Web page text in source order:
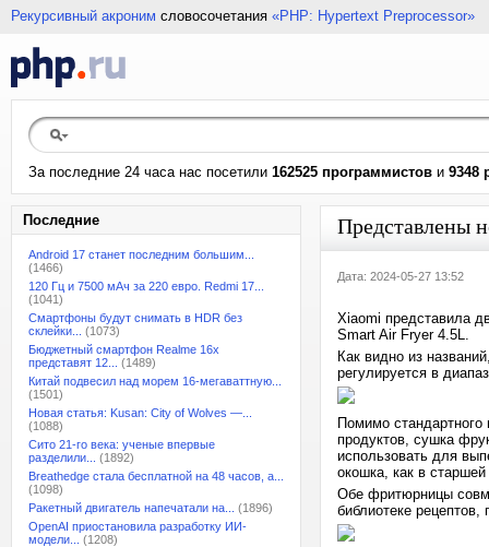
Рекурсивный акроним словосочетания «PHP: Hypertext Preprocessor»
За последние 24 часа нас посетили 162525 программистов и 9348
Последние
Android 17 станет последним большим...
(1466)
120 Гц и 7500 мАч за 220 евро. Redmi 17...
(1041)
Смартфоны будут снимать в HDR без
склейки...
(1073)
Бюджетный смартфон Realme 16x
представят 12...
(1489)
Китай подвесил над морем 16-мегаваттную...
(1501)
Новая статья: Kusan: City of Wolves —...
(1088)
Сито 21-го века: ученые впервые
разделили...
(1892)
Breathedge стала бесплатной на 48 часов, а...
(1098)
Ракетный двигатель напечатали на...
(1896)
OpenAI приостановила разработку ИИ-
модели...
(1208)
Представлены
Дата: 2024-05-27 13:52
Xiaomi представила
Smart Air Fryer 4.5L.
Как видно из
регулируется в
Помимо
продуктов, сушка
использовать для
окошка, как в
Обе фритюрницы
библиотеке